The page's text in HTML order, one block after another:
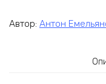
Автор: Антон